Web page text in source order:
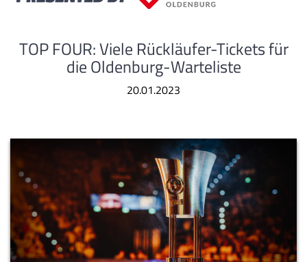
TOP FOUR: Viele Rückläufer-Tickets für
die Oldenburg-Warteliste
20.01.2023